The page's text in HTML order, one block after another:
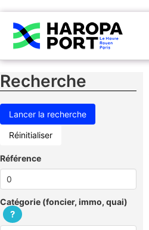
Recherche
Réinitialiser
Référence
Catégorie (foncier, immo, quai)
?